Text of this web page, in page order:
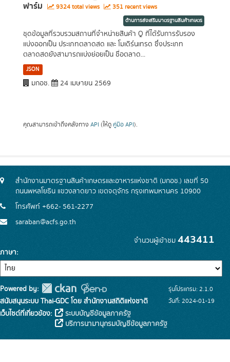
ฟาร์ม 9324 total views 351 recent views
ด้านการส่งเสริมมาตรฐานสินค้าเกษตร
ชุดข้อมูลที่รวบรวมสถานที่จำหน่ายสินค้า Q ที่ได้รับการรับรอง
แบ่งออกเป็น ประเภทตลาดสด และ โมเดิร์นเทรด ซึ่งประเภท
ตลาดสดยังสามารถแบ่งย่อยเป็น ชื่อตลาด...
JSON
มกอช. 24 เมษายน 2569
คุณสามารถเข้าถึงคลังทาง API (ให้ดู คู่มือ API).
สำนักงานมาตรฐานสินค้าเกษตรและอาหารแห่งชาติ (มกอช.) เลขที่ 50
ถนนพหลโยธิน แขวงลาดยาว เขตจตุจักร กรุงเทพมหานคร 10900
โทรศัพท์ +662- 561-2277
saraban@acfs.go.th
จำนวนผู้เข้าชม 443411
ภาษา
Powered by:
สนับสนุนระบบ Thai-GDC โดย สำนักงานสถิติแห่งชาติ
เว็บไซต์ที่เกี่ยวข้อง:
ระบบบัญชีข้อมูลภาครัฐ
บริการนามานุกรมบัญชีข้อมูลภาครัฐ
รุ่นโปรแกรม: 2.1.0
วันที่: 2024-01-19